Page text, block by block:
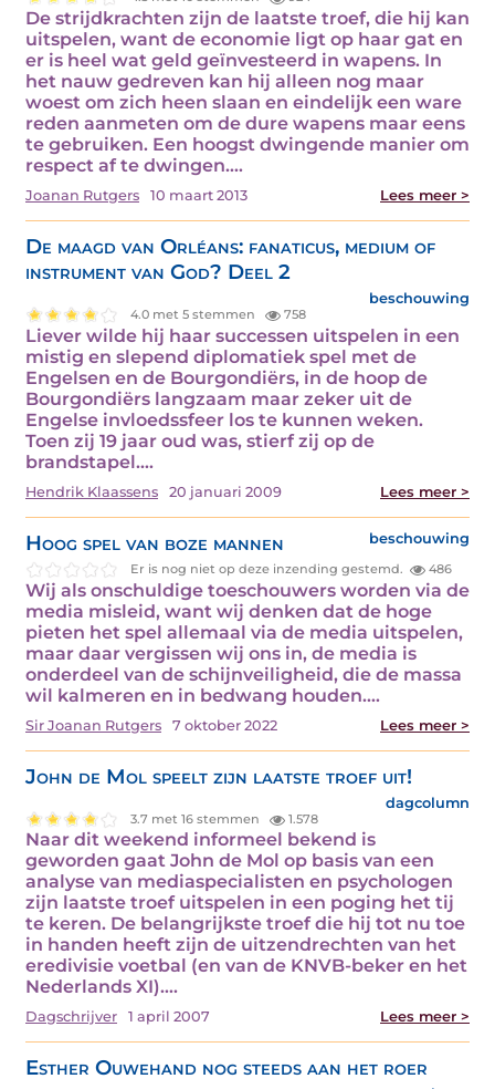
De strijdkrachten zijn de laatste troef, die hij kan
uitspelen, want de economie ligt op haar gat en
er is heel wat geld geïnvesteerd in wapens. In
het nauw gedreven kan hij alleen nog maar
woest om zich heen slaan en eindelijk een ware
reden aanmeten om de dure wapens maar eens
te gebruiken. Een hoogst dwingende manier om
respect af te dwingen.…
Joanan Rutgers 10 maart 2013 Lees meer >
De maagd van Orléans: fanaticus, medium of
instrument van God? Deel 2
beschouwing
4.0 met 5 stemmen 758
Liever wilde hij haar successen uitspelen in een
mistig en slepend diplomatiek spel met de
Engelsen en de Bourgondiërs, in de hoop de
Bourgondiërs langzaam maar zeker uit de
Engelse invloedssfeer los te kunnen weken.
Toen zij 19 jaar oud was, stierf zij op de
brandstapel.…
Hendrik Klaassens 20 januari 2009 Lees meer >
Hoog spel van boze mannen beschouwing
Er is nog niet op deze inzending gestemd. 486
Wij als onschuldige toeschouwers worden via de
media misleid, want wij denken dat de hoge
pieten het spel allemaal via de media uitspelen,
maar daar vergissen wij ons in, de media is
onderdeel van de schijnveiligheid, die de massa
wil kalmeren en in bedwang houden.…
Sir Joanan Rutgers 7 oktober 2022 Lees meer >
John de Mol speelt zijn laatste troef uit!
dagcolumn
3.7 met 16 stemmen 1.578
Naar dit weekend informeel bekend is
geworden gaat John de Mol op basis van een
analyse van mediaspecialisten en psychologen
zijn laatste troef uitspelen in een poging het tij
te keren. De belangrijkste troef die hij tot nu toe
in handen heeft zijn de uitzendrechten van het
eredivisie voetbal (en van de KNVB-beker en het
Nederlands XI).…
Dagschrijver 1 april 2007 Lees meer >
Esther Ouwehand nog steeds aan het roer